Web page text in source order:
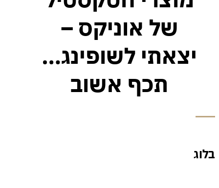
של אוניקס –
לשופינג…
תכף אשוב